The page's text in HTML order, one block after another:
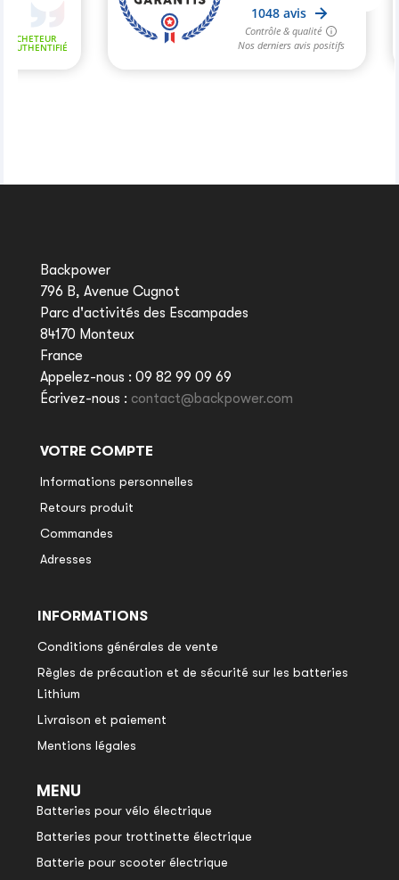
Backpower
796 B, Avenue Cugnot
Parc d'activités des Escampades
84170 Monteux
France
Appelez-nous : 09 82 99 09 69
Écrivez-nous : contact@backpower.com
VOTRE COMPTE
Informations personnelles
Retours produit
Commandes
Adresses
INFORMATIONS
Conditions générales de vente
Règles de précaution et de sécurité sur les batteries
Lithium
Livraison et paiement
Mentions légales
MENU
Batteries pour vélo électrique
Batteries pour trottinette électrique
Batterie pour scooter électrique